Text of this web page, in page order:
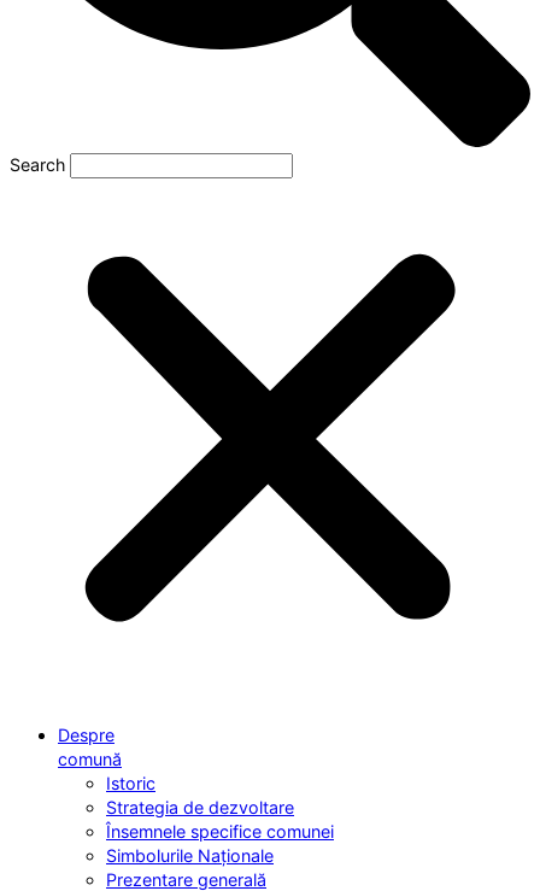
Search
Despre
comună
Istoric
Strategia de dezvoltare
Însemnele specifice comunei
Simbolurile Naționale
Prezentare generală